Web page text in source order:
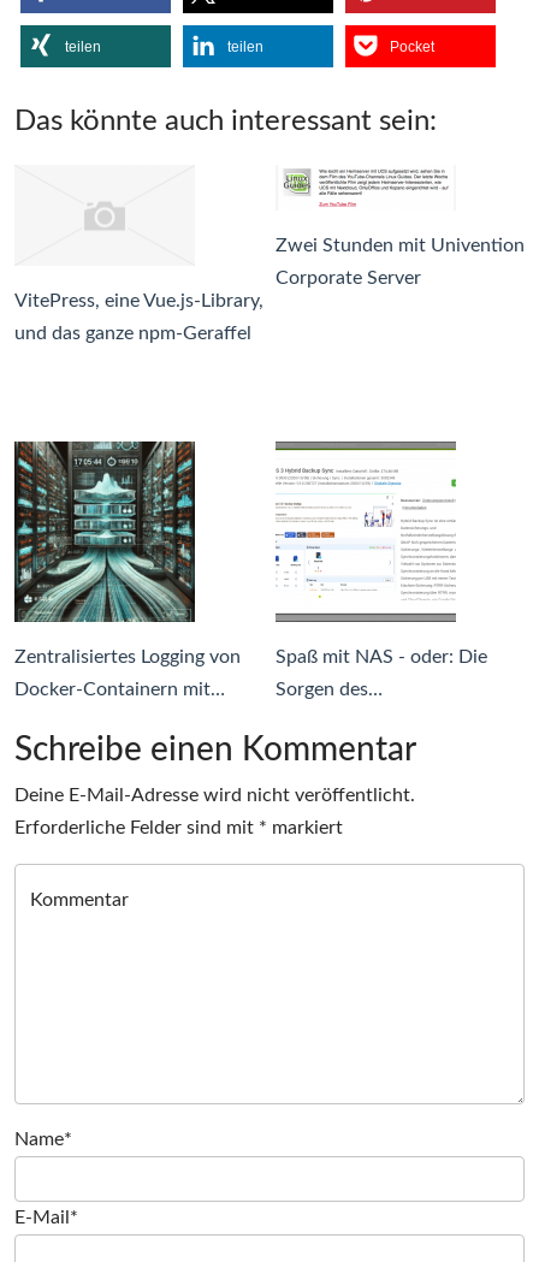
teilen teilen Pocket
Das könnte auch interessant sein:
VitePress, eine Vue.js-Library,
und das ganze npm-Geraffel
Zwei Stunden mit Univention
Corporate Server
Zentralisiertes Logging von
Docker-Containern mit…
Spaß mit NAS - oder: Die
Sorgen des…
Schreibe einen Kommentar
Deine E-Mail-Adresse wird nicht veröffentlicht.
Erforderliche Felder sind mit * markiert
Kommentar
Name*
E-Mail*